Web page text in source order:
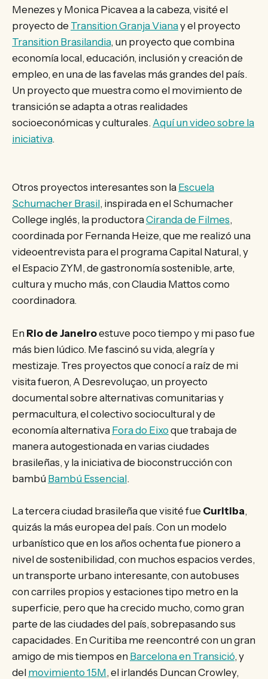
Menezes y Monica Picavea a la cabeza, visité el
proyecto de Transition Granja Vianay el proyecto
Transition Brasilandia, un proyecto que combina
economía local, educación, inclusión y creación de
empleo, en una de las favelas más grandes del país.
Un proyecto que muestra como el movimiento de
transición se adapta a otras realidades
socioeconómicas y culturales.Aquí un video sobre la
iniciativa.
Otros proyectos interesantes son la Escuela
Schumacher Brasil, inspirada en el Schumacher
College inglés, la productoraCiranda de Filmes,
coordinada por Fernanda Heize, que me realizó una
videoentrevista para el programa Capital Natural, y
el Espacio ZYM, de gastronomía sostenible, arte,
cultura y mucho más, con Claudia Mattos como
coordinadora.
En Rio de Janeiroestuve poco tiempo y mi paso fue
más bien lúdico. Me fascinó su vida, alegría y
mestizaje. Tres proyectos que conocí a raíz de mi
visita fueron, A Desrevoluçao, un proyecto
documental sobre alternativas comunitarias y
permacultura, el colectivo sociocultural y de
economía alternativa Fora do Eixo que trabaja de
manera autogestionada en varias ciudades
brasileñas, y la iniciativa de bioconstrucción con
bambú Bambú Essencial.
La tercera ciudad brasileña que visité fue Curitiba,
quizás la más europea del país. Con un modelo
urbanístico que en los años ochenta fue pionero a
nivel de sostenibilidad, con muchos espacios verdes,
un transporte urbano interesante, con autobuses
con carriles propios y estaciones tipo metro en la
superficie, pero que ha crecido mucho, como gran
parte de las ciudades del país, sobrepasando sus
capacidades. En Curitiba me reencontré con un gran
amigo de mis tiempos en Barcelona en Transició, y
del movimiento 15M, el irlandés Duncan Crowley,